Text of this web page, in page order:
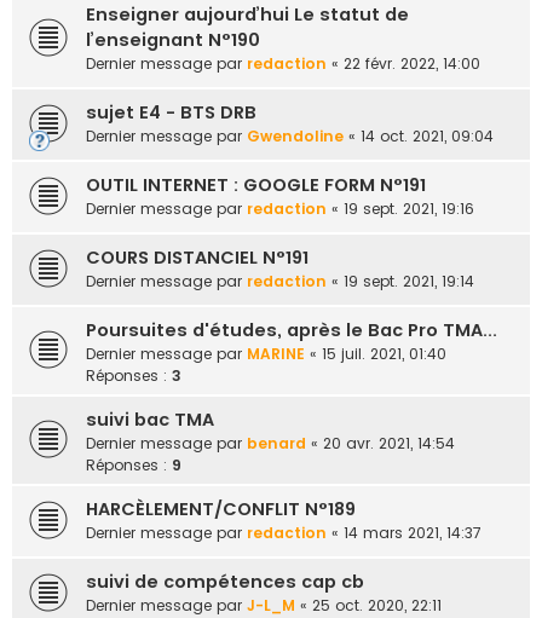
Enseigner aujourd’hui Le statut de
l’enseignant N°190
Dernier message par redaction « 22 févr. 2022, 14:00
sujet E4 - BTS DRB
Dernier message par Gwendoline « 14 oct. 2021, 09:04
OUTIL INTERNET : GOOGLE FORM N°191
Dernier message par redaction « 19 sept. 2021, 19:16
COURS DISTANCIEL N°191
Dernier message par redaction « 19 sept. 2021, 19:14
Poursuites d'études, après le Bac Pro TMA...
Dernier message par MARINE « 15 juil. 2021, 01:40
Réponses : 3
suivi bac TMA
Dernier message par benard « 20 avr. 2021, 14:54
Réponses : 9
HARCÈLEMENT/CONFLIT N°189
Dernier message par redaction « 14 mars 2021, 14:37
suivi de compétences cap cb
Dernier message par J-L_M « 25 oct. 2020, 22:11